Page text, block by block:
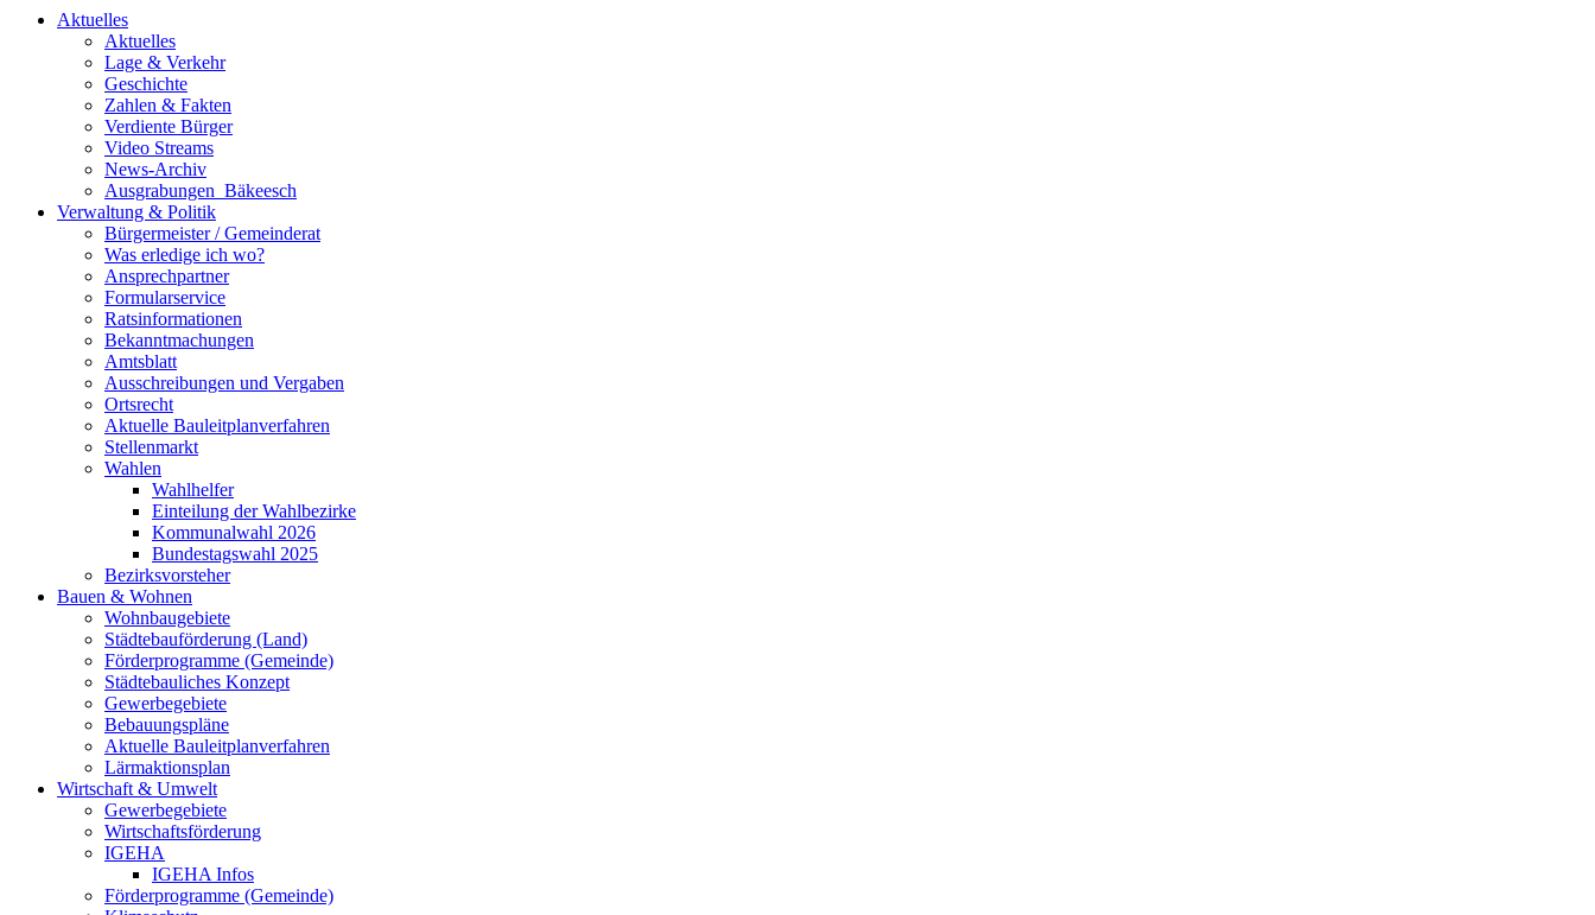
Aktuelles
Aktuelles
Lage & Verkehr
Geschichte
Zahlen & Fakten
Verdiente Bürger
Video Streams
News-Archiv
Ausgrabungen_Bäkeesch
Verwaltung & Politik
Bürgermeister / Gemeinderat
Was erledige ich wo?
Ansprechpartner
Formularservice
Ratsinformationen
Bekanntmachungen
Amtsblatt
Ausschreibungen und Vergaben
Ortsrecht
Aktuelle Bauleitplanverfahren
Stellenmarkt
Wahlen
Wahlhelfer
Einteilung der Wahlbezirke
Kommunalwahl 2026
Bundestagswahl 2025
Bezirksvorsteher
Bauen & Wohnen
Wohnbaugebiete
Städtebauförderung (Land)
Förderprogramme (Gemeinde)
Städtebauliches Konzept
Gewerbegebiete
Bebauungspläne
Aktuelle Bauleitplanverfahren
Lärmaktionsplan
Wirtschaft & Umwelt
Gewerbegebiete
Wirtschaftsförderung
IGEHA
IGEHA Infos
Förderprogramme (Gemeinde)